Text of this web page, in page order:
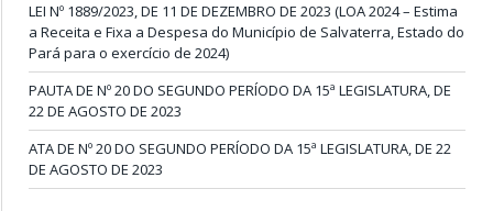
LEI Nº 1889/2023, DE 11 DE DEZEMBRO DE 2023 (LOA 2024 – Estima
a Receita e Fixa a Despesa do Município de Salvaterra, Estado do
Pará para o exercício de 2024)
PAUTA DE Nº 20 DO SEGUNDO PERÍODO DA 15ª LEGISLATURA, DE
22 DE AGOSTO DE 2023
ATA DE Nº 20 DO SEGUNDO PERÍODO DA 15ª LEGISLATURA, DE 22
DE AGOSTO DE 2023